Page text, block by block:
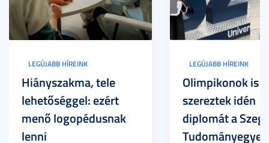
LEGÚJABB HÍREINK
Hiányszakma, tele
lehetőséggel: ezért
menő logopédusnak
lenni
LEGÚJABB HÍREINK
Olimpikonok is
szereztek idén
diplomát a